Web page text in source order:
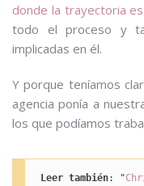
donde la trayectoria
todo el proceso y
implicadas en él.
Y porque teníamos
agencia ponía a
los que podíamos
Leer también: "